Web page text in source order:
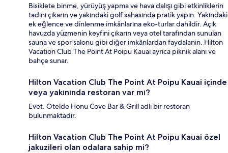
Bisiklete binme, yürüyüş yapma ve hava dalışı gibi etkinliklerin
tadını çıkarın ve yakındaki golf sahasında pratik yapın. Yakındaki
ek eğlence ve dinlenme imkânlarına eko-turlar dahildir. Açık
havuzda yüzmenin keyfini çıkarın veya otel tarafından sunulan
sauna ve spor salonu gibi diğer imkânlardan faydalanın. Hilton
Vacation Club The Point At Poipu Kauai ayrıca piknik alanı ve
bahçe sunar.
Hilton Vacation Club The Point At Poipu Kauai içinde
veya yakınında restoran var mı?
Evet. Otelde Honu Cove Bar & Grill adlı bir restoran
bulunmaktadır.
Hilton Vacation Club The Point At Poipu Kauai özel
jakuzileri olan odalara sahip mi?